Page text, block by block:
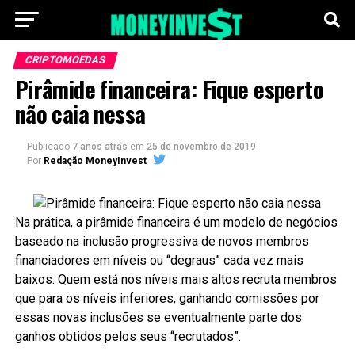
CRIPTOMOEDAS
Pirâmide financeira: Fique esperto
não caia nessa
Publicado 7 anos atrás em 25 de novembro de 2019
Por Redação MoneyInvest
Na prática, a pirâmide financeira é um modelo de negócios
baseado na inclusão progressiva de novos membros
financiadores em níveis ou “degraus” cada vez mais
baixos. Quem está nos níveis mais altos recruta membros
que para os níveis inferiores, ganhando comissões por
essas novas inclusões se eventualmente parte dos
ganhos obtidos pelos seus “recrutados”.